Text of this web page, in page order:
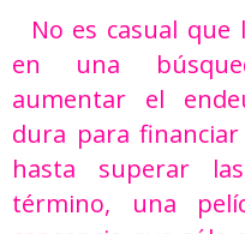
No es casual que
en una
aumentar el
dura para
hasta superar
término, una